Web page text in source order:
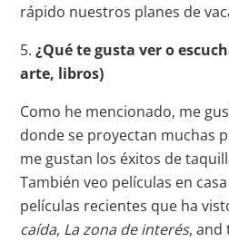
rápido nuestros planes de
5.¿Qué te gusta ver o
arte, libros)
Como he mencionado, me
donde se proyectan muchas
me gustan los éxitos de
También veo películas en
películas recientes que ha
caída, La zona de interés, and